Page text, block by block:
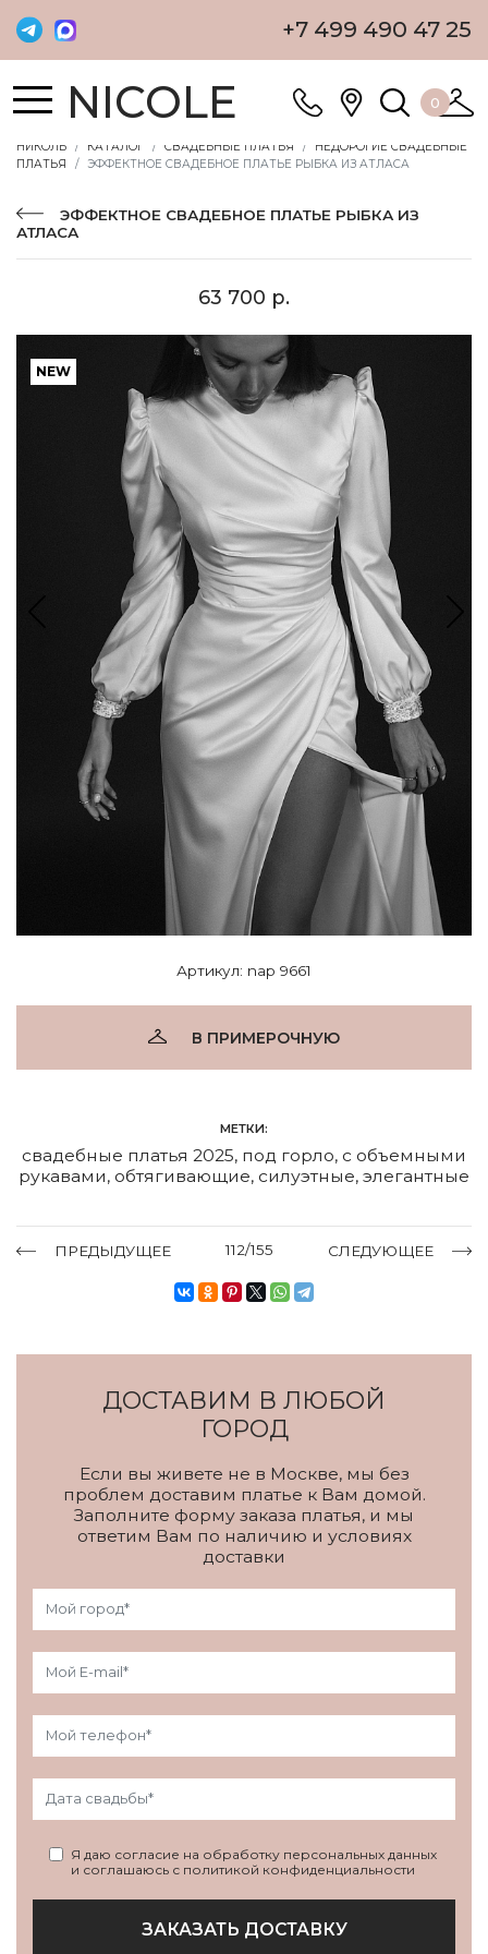
+7 499 490 47 25
NICOLE 0
НИКОЛЬ КАТАЛОГ СВАДЕБНЫЕ ПЛАТЬЯ
НЕДОРОГИЕ СВАДЕБНЫЕ
ПЛАТЬЯ
ЭФФЕКТНОЕ СВАДЕБНОЕ ПЛАТЬЕ РЫБКА ИЗ АТЛАСА
ЭФФЕКТНОЕ СВАДЕБНОЕ ПЛАТЬЕ РЫБКА ИЗ
АТЛАСА
63 700 р.
NEW
Артикул: nap 9661
В ПРИМЕРОЧНУЮ
МЕТКИ:
свадебные платья 2025, под горло, с объемными
рукавами, обтягивающие, силуэтные, элегантные
ПРЕДЫДУЩЕЕ 112/155 СЛЕДУЮЩЕЕ
ДОСТАВИМ В ЛЮБОЙ
ГОРОД
Если вы живете не в Москве, мы без
проблем доставим платье к Вам домой.
Заполните форму заказа платья, и мы
ответим Вам по наличию и условиях
доставки
Я даю согласие на обработку персональных данных
и соглашаюсь с политикой конфиденциальности
ЗАКАЗАТЬ ДОСТАВКУ